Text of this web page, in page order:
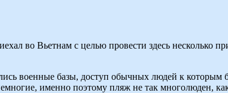
во Вьетнам с целью провести здесь несколько
военные базы, доступ обычных людей к которым
именно поэтому пляж не так многолюден,